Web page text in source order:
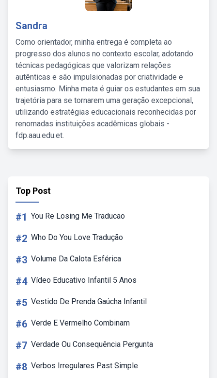
Sandra
Como orientador, minha entrega é completa ao
progresso dos alunos no contexto escolar, adotando
técnicas pedagógicas que valorizam relações
autênticas e são impulsionadas por criatividade e
entusiasmo. Minha meta é guiar os estudantes em sua
trajetória para se tornarem uma geração excepcional,
utilizando estratégias educacionais reconhecidas por
renomadas instituições acadêmicas globais -
fdp.aau.edu.et.
Top Post
#1 You Re Losing Me Traducao
#2 Who Do You Love Tradução
#3 Volume Da Calota Esférica
#4 Vídeo Educativo Infantil 5 Anos
#5 Vestido De Prenda Gaúcha Infantil
#6 Verde E Vermelho Combinam
#7 Verdade Ou Consequência Pergunta
#8 Verbos Irregulares Past Simple